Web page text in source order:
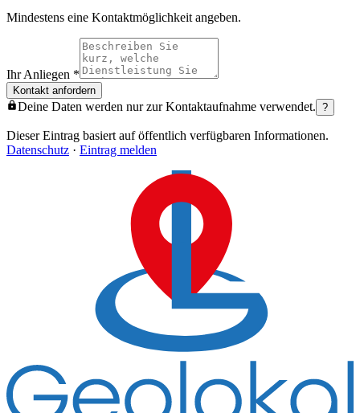
Mindestens eine Kontaktmöglichkeit angeben.
Ihr Anliegen *
Kontakt anfordern
Deine Daten werden nur zur Kontaktaufnahme verwendet. ?
Dieser Eintrag basiert auf öffentlich verfügbaren Informationen.
Datenschutz · Eintrag melden